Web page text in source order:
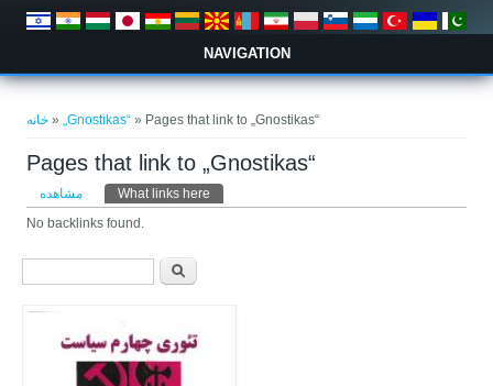
NAVIGATION
خانه »„Gnostikas“ » Pages that link to „Gnostikas“
Pages that link to „Gnostikas“
تب‌های اولیه
مشاهده What links here
No backlinks found.